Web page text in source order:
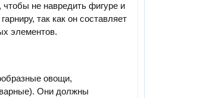
не навредить фигуре и
так как он составляет
элементов.
овощи,
Они должны